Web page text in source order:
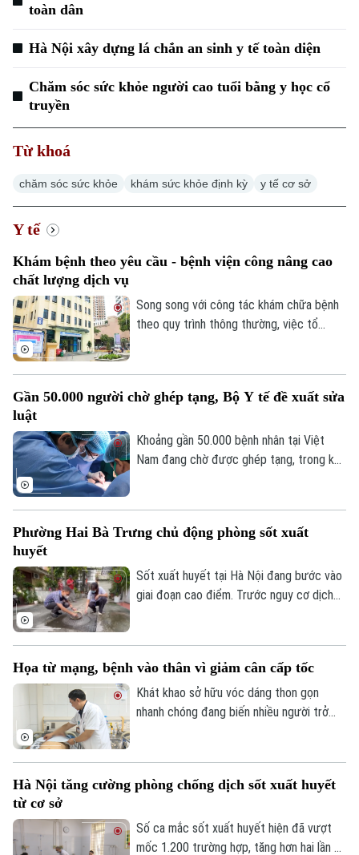
Chuyên mục
Thời sự
Hà Nội
Chính trị
Hà Nội
Nhịp sống Hà Nội
Thế giới
toàn dân
Hà Nội xây dựng lá chắn an sinh y tế toàn diện
Chăm sóc sức khỏe người cao tuổi bằng y học cổ
truyền
Từ khoá
chăm sóc sức khỏe khám sức khỏe định kỳ y tế cơ sở
Y tế
Khám bệnh theo yêu cầu - bệnh viện công nâng cao
chất lượng dịch vụ
Song song với công tác khám chữa bệnh
theo quy trình thông thường, việc tổ
vụ khám bệnh tại bệnh viện công với thời
Gần 50.000 người chờ ghép tạng, Bộ Y tế đề xuất sửa
luật
Khoảng gần 50.000 bệnh nhân tại Việt
Nam đang chờ được ghép tạng, trong khi
cơ thể người và hiến, lấy xác, sau gần 20
Phường Hai Bà Trưng chủ động phòng sốt xuất
huyết
Sốt xuất huyết tại Hà Nội đang bước vào
giai đoạn cao điểm. Trước nguy cơ dịch
Bà Trưng.
Họa từ mạng, bệnh vào thân vì giảm cân cấp tốc
Khát khao sở hữu vóc dáng thon gọn
nhanh chóng đang biến nhiều người trở
truyền miệng và sản phẩm thần thần thánh
mà là chính sức khỏe và tính mạng.
Hà Nội tăng cường phòng chống dịch sốt xuất huyết
từ cơ sở
Số ca mắc sốt xuất huyết hiện đã vượt
mốc 1.200 trường hợp, tăng hơn hai lần so